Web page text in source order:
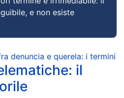
e non esiste
denuncia e querela: i termini
il